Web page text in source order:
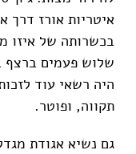
איטריות אורז דרך
בכשרותה של איזו
שלוש פעמים ברצף
היה רשאי עוד
תקווה, ופוטר.
גם נשיא אגודת